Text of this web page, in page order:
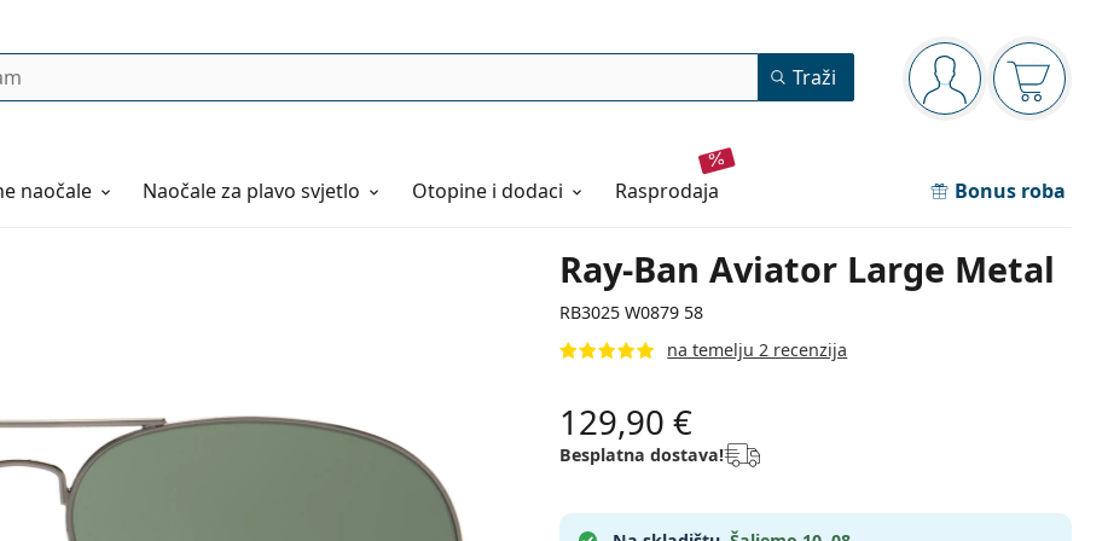
Navigacijska ploča
ste prijavljeni
Traži
naočale Naočaleza plavo svjetlo Otopine i dodaci rasprodaja Bonus roba
Ray-Ban Aviator Large Metal
RB3025 W0879 58
na temelju 2 recenzija
129,90 €
Besplatna dostava!